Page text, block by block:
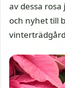
av dessa
och nyhet till